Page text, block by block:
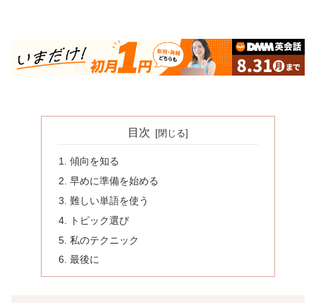
目次
傾向を知る
早めに準備を始める
難しい単語を使う
トピック選び
私のテクニック
最後に